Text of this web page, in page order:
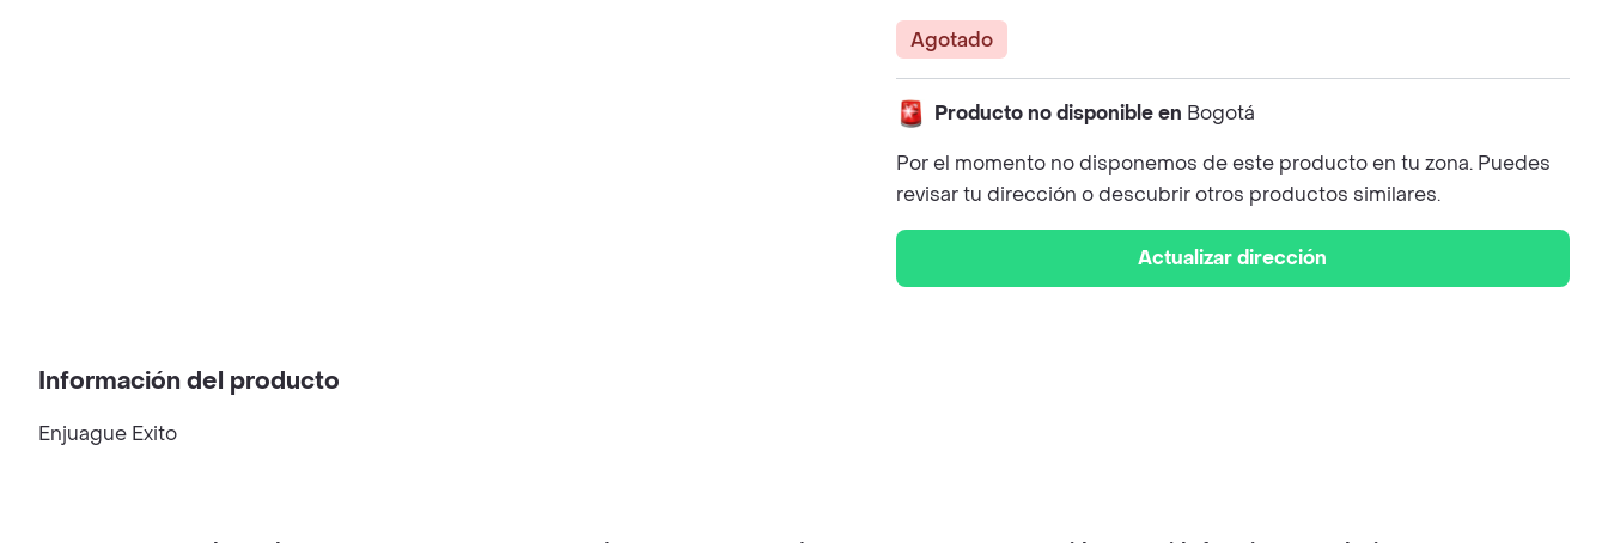
Agotado
Producto no disponible en Bogotá
Por el momento no disponemos de este producto en tu zona. Puedes
revisar tu dirección o descubrir otros productos similares.
Actualizar dirección
Información del producto
Enjuague Exito